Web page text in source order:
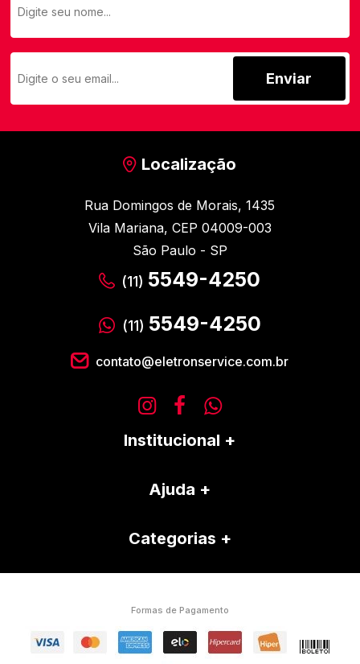
Enviar
Localização
Rua Domingos de Morais, 1435
Vila Mariana, CEP 04009-003
São Paulo - SP
(11) 5549-4250
(11) 5549-4250
contato@eletronservice.com.br
Institucional
Ajuda
Categorias
Formas de Pagamento